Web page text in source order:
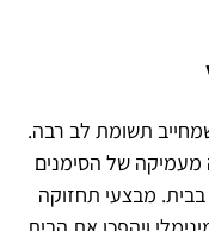
תשומת לב רבה.
מעמיקה של הסימנים
מבצעי תחזוקה